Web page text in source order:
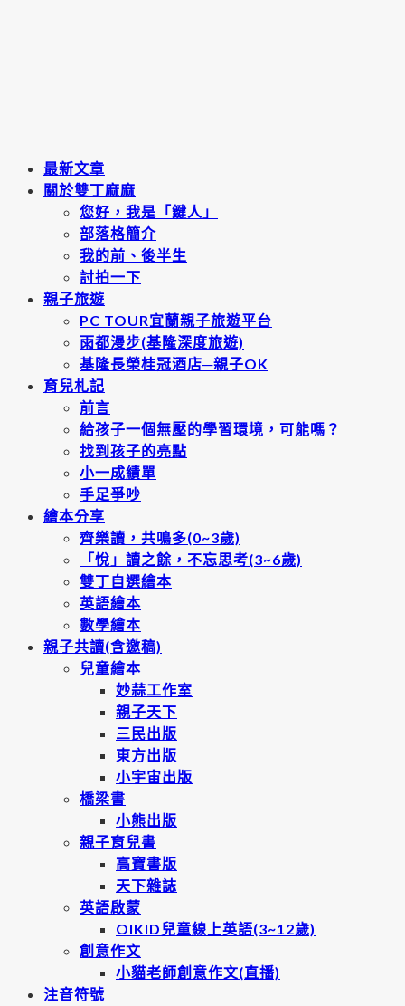
最新文章
關於雙丁麻麻
您好，我是「鍵人」
部落格簡介
我的前、後半生
討拍一下
親子旅遊
PC TOUR宜蘭親子旅遊平台
雨都漫步(基隆深度旅遊)
基隆長榮桂冠酒店─親子OK
育兒札記
前言
給孩子一個無壓的學習環境，可能嗎？
找到孩子的亮點
小一成績單
手足爭吵
繪本分享
齊樂讀，共鳴多(0~3歲)
「悅」讀之餘，不忘思考(3~6歲)
雙丁自選繪本
英語繪本
數學繪本
親子共讀(含邀稿)
兒童繪本
妙蒜工作室
親子天下
三民出版
東方出版
小宇宙出版
橋梁書
小熊出版
親子育兒書
高寶書版
天下雜誌
英語啟蒙
OIKID兒童線上英語(3~12歲)
創意作文
小貓老師創意作文(直播)
注音符號